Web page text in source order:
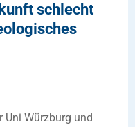
schlecht
Uni Würzburg und